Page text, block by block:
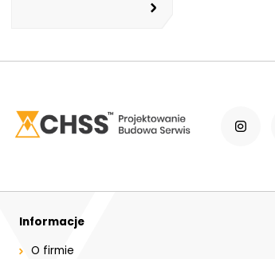
Informacje
O firmie